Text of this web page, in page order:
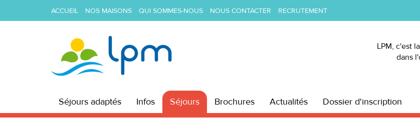
ACCUEIL NOS MAISONS QUI SOMMES-NOUS NOUS CONTACTER RECRUTEMENT
LPM, c'est
dans
Séjours adaptés Infos Séjours Brochures Actualités Dossier d'inscription